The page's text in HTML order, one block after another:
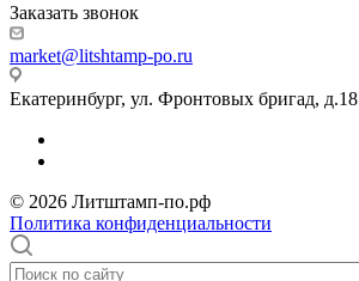
Заказать звонок
market@litshtamp-po.ru
Екатеринбург, ул. Фронтовых бригад, д.18
© 2026 Литштамп-по.рф
Политика конфиденциальности